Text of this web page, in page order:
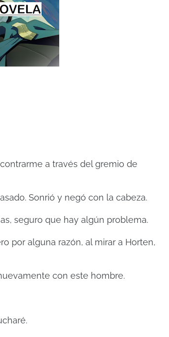
a través del gremio de
Sonrió y negó con la cabeza.
seguro que hay algún problema.
por alguna razón, al mirar a Horten,
con este hombre.